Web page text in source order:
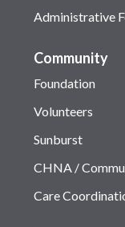
Administrative
Community
Foundation
Volunteers
Sunburst
CHNA /
Care